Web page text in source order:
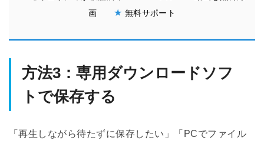
画 ★ 無料サポート
方法3：専用ダウンロードソフ
トで保存する
「再生しながら待たずに保存したい」「PCでファイル